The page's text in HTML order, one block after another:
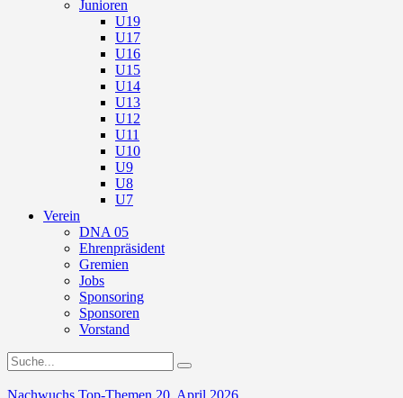
Junioren
U19
U17
U16
U15
U14
U13
U12
U11
U10
U9
U8
U7
Verein
DNA 05
Ehrenpräsident
Gremien
Jobs
Sponsoring
Sponsoren
Vorstand
Nachwuchs Top-Themen 20. April 2026